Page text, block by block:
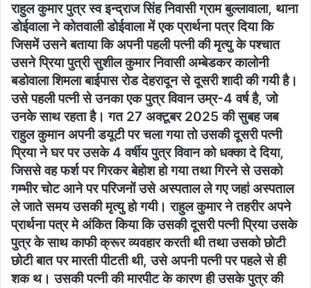
राहुल कुमार पुत्र स्व इन्द्राज सिंह निवासी ग्राम बुल्लावाला, थाना
डोईवाला ने कोतवाली डोईवाला में एक प्रार्थना पत्र दिया कि
जिसमें उसने बताया कि अपनी पहली पत्नी की मृत्यु के पश्चात
उसने प्रिया पुत्री सुशील कुमार निवासी अम्बेडकर कालोनी
बडोवाला शिमला बाईपास रोड देहरादून से दूसरी शादी की गयी है।
उसे पहली पत्नी से उनका एक पुत्र विवान उम्र-4 वर्ष है, जो
उनके साथ रहता है। गत 27 अक्टूबर 2025 की सुबह जब
राहुल कुमान अपनी डयूटी पर चला गया तो उसकी दूसरी पत्नी
प्रिया ने घर पर उसके 4 वर्षीय पुत्र विवान को धक्का दे दिया,
जिससे वह फर्श पर गिरकर बेहोश हो गया तथा गिरने से उसको
गम्भीर चोट आने पर परिजनों उसे अस्पताल ले गए जहां अस्पताल
ले जाते समय उसकी मृत्यु हो गयी। राहुल कुमार ने तहरीर अपने
प्रार्थना पत्र मे अंकित किया कि उसकी दूसरी पत्नी प्रिया उसके
पुत्र के साथ काफी क्रूर व्यवहार करती थी तथा उसको छोटी
छोटी बात पर मारती पीटती थी, उसे अपनी पत्नी पर पहले से ही
शक थ। उसकी पत्नी की मारपीट के कारण ही उसके पुत्र की